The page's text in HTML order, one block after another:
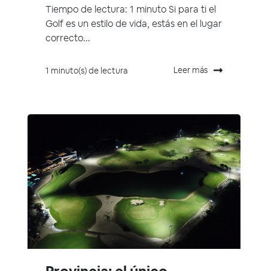
Tiempo de lectura: 1 minuto Si para ti el
Golf es un estilo de vida, estás en el lugar
correcto...
1 minuto(s) de lectura Leer más